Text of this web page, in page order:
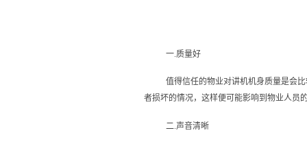
一.质量好
值得信任的物业对讲机机身质量是会
者损坏的情况，这样便可能影响到物业人员
二.声音清晰